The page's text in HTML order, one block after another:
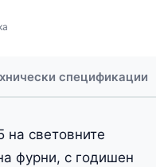
спецификации
на световните
фурни, с годишен